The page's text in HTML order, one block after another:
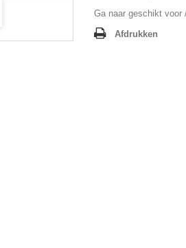
Ga naar geschikt voor
Afdrukken